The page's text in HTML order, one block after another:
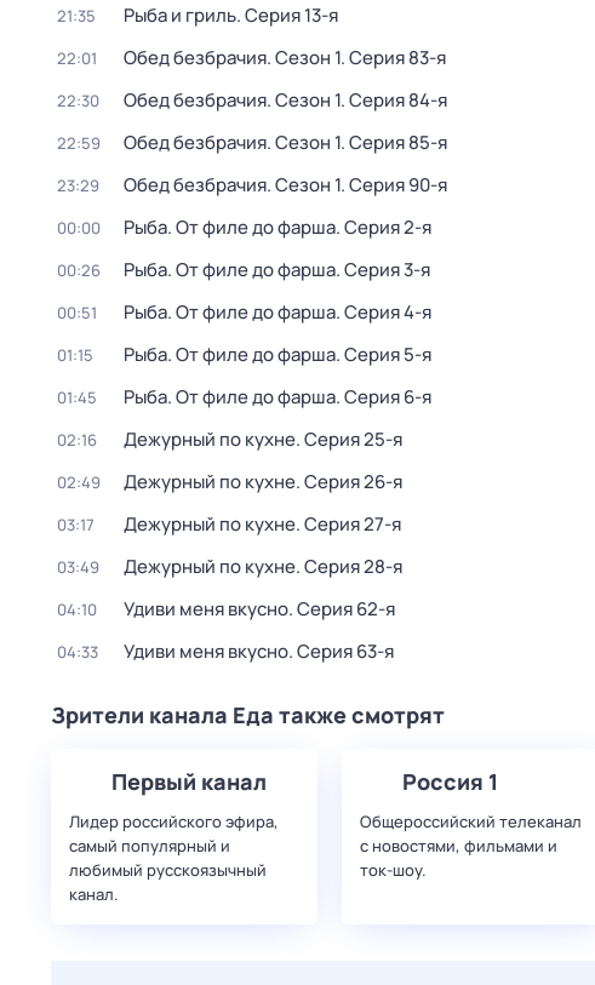
21:35 Рыба и гриль. Серия 13-я
22:01 Обед безбрачия. Сезон 1. Серия 83-я
22:30 Обед безбрачия. Сезон 1. Серия 84-я
22:59 Обед безбрачия. Сезон 1. Серия 85-я
23:29 Обед безбрачия. Сезон 1. Серия 90-я
00:00 Рыба. От филе до фарша. Серия 2-я
00:26 Рыба. От филе до фарша. Серия 3-я
00:51 Рыба. От филе до фарша. Серия 4-я
01:15 Рыба. От филе до фарша. Серия 5-я
01:45 Рыба. От филе до фарша. Серия 6-я
02:16 Дежурный по кухне. Серия 25-я
02:49 Дежурный по кухне. Серия 26-я
03:17 Дежурный по кухне. Серия 27-я
03:49 Дежурный по кухне. Серия 28-я
04:10 Удиви меня вкусно. Серия 62-я
04:33 Удиви меня вкусно. Серия 63-я
Зрители канала Еда также смотрят
Первый канал
Лидер российского эфира,
самый популярный и
любимый русскоязычный
канал.
Россия 1
Общероссийский телеканал
с новостями, фильмами и
ток-шоу.